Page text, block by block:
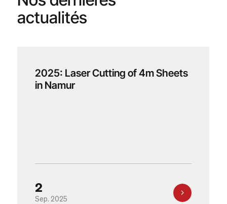
actualités
2025: Laser Cutting of 4m Sheets
in Namur
2
Sep. 2025